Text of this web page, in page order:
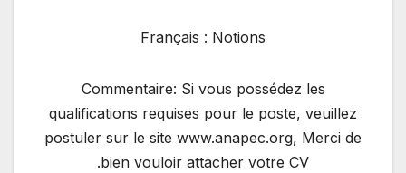
Français : Notions
Commentaire: Si vous possédez les
qualifications requises pour le poste, veuillez
postuler sur le site www.anapec.org, Merci de
bien vouloir attacher votre CV.